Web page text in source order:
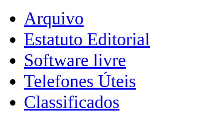
Arquivo
Estatuto Editorial
Software livre
Telefones Úteis
Classificados